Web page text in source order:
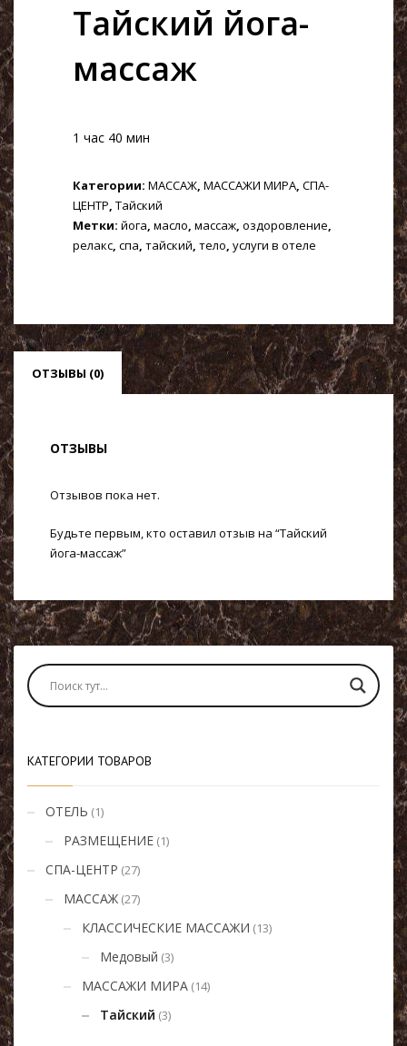
Тайский йога-
массаж
1 час 40 мин
Категории: МАССАЖ, МАССАЖИ МИРА, СПА-
ЦЕНТР, Тайский
Метки: йога, масло, массаж, оздоровление,
релакс, спа, тайский, тело, услуги в отеле
ОТЗЫВЫ (0)
ОТЗЫВЫ
Отзывов пока нет.
Будьте первым, кто оставил отзыв на “Тайский
йога-массаж”
КАТЕГОРИИ ТОВАРОВ
ОТЕЛЬ (1)
РАЗМЕЩЕНИЕ (1)
СПА-ЦЕНТР (27)
МАССАЖ (27)
КЛАССИЧЕСКИЕ МАССАЖИ (13)
Медовый (3)
МАССАЖИ МИРА (14)
Тайский (3)